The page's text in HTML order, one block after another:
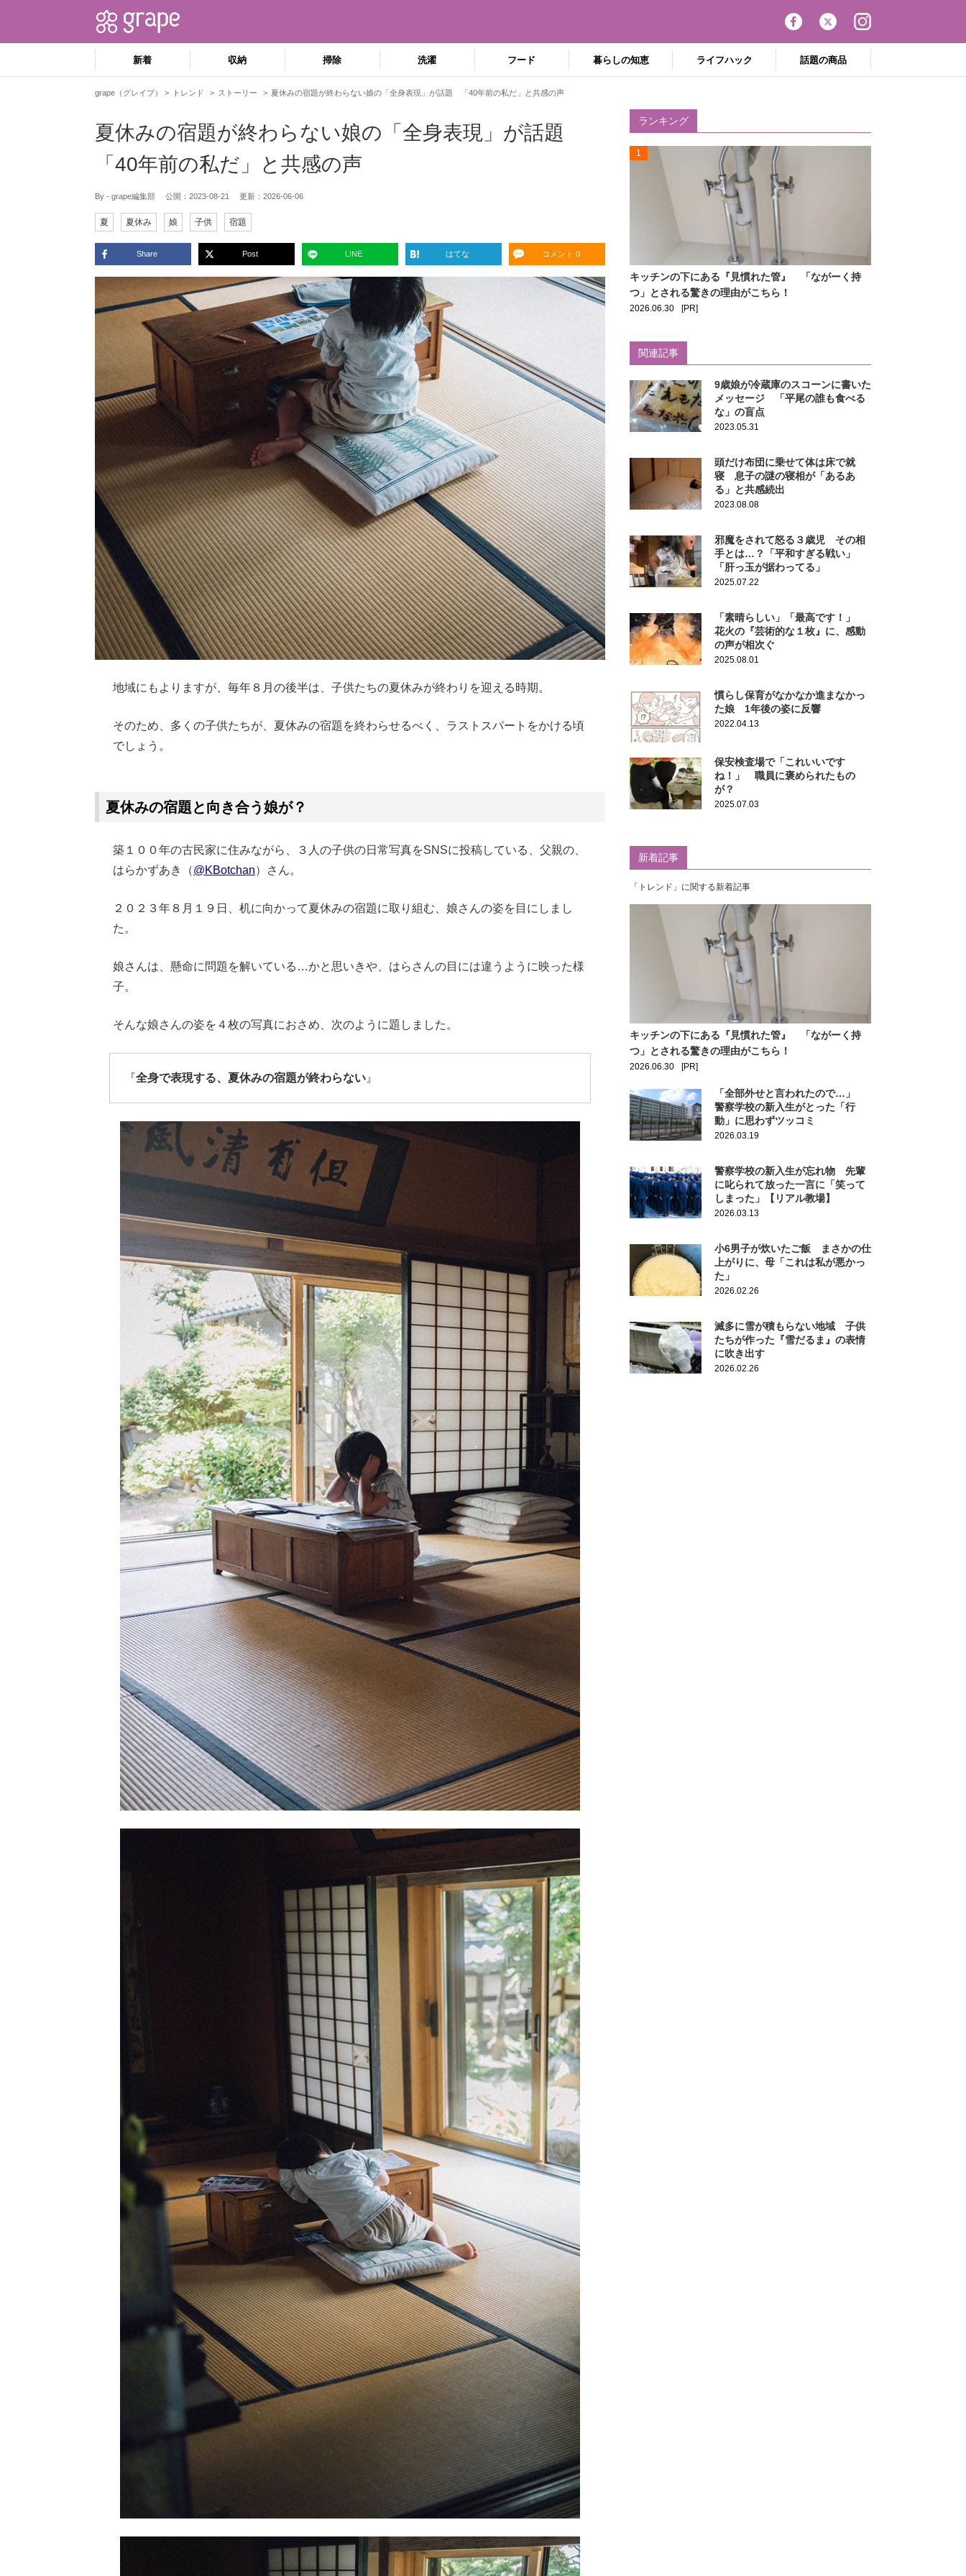
新着 収納 掃除 洗濯 フード 暮らしの知恵 ライフハック 話題の商品
grape（グレイプ） トレンド ストーリー 夏休みの宿題が終わらない娘の「全身表現」が話題 「40年前の私だ」と共感の声
夏休みの宿題が終わらない娘の「全身表現」が話題
「40年前の私だ」と共感の声
By - grape編集部 公開： 2023-08-21 更新： 2026-06-06
夏 夏休み 娘 子供 宿題
Share Post LINE はてな コメント 0
地域にもよりますが、毎年８月の後半は、子供たちの夏休みが終わりを迎える時期。
そのため、多くの子供たちが、夏休みの宿題を終わらせるべく、ラストスパートをかける頃
でしょう。
夏休みの宿題と向き合う娘が？
築１００年の古民家に住みながら、３人の子供の日常写真をSNSに投稿している、父親の、
はらかずあき（@KBotchan）さん。
２０２３年８月１９日、机に向かって夏休みの宿題に取り組む、娘さんの姿を目にしまし
た。
娘さんは、懸命に問題を解いている…かと思いきや、はらさんの目には違うように映った様
子。
そんな娘さんの姿を４枚の写真におさめ、次のように題しました。
『全身で表現する、夏休みの宿題が終わらない 』
ランキング
1
キッチンの下にある『見慣れた管』 「ながーく持
つ」とされる驚きの理由がこちら！
2026.06.30 [PR]
関連記事
9歳娘が冷蔵庫のスコーンに書いた
メッセージ 「平尾の誰も食べる
な」の盲点
2023.05.31
頭だけ布団に乗せて体は床で就
寝 息子の謎の寝相が「あるあ
る」と共感続出
2023.08.08
邪魔をされて怒る３歳児 その相
手とは…？「平和すぎる戦い」
「肝っ玉が据わってる」
2025.07.22
「素晴らしい」「最高です！」
花火の『芸術的な１枚』に、感動
の声が相次ぐ
2025.08.01
慣らし保育がなかなか進まなかっ
た娘 1年後の姿に反響
2022.04.13
保安検査場で「これいいです
ね！」 職員に褒められたもの
が？
2025.07.03
新着記事
「トレンド」に関する新着記事
キッチンの下にある『見慣れた管』 「ながーく持
つ」とされる驚きの理由がこちら！
2026.06.30 [PR]
「全部外せと言われたので…」
警察学校の新入生がとった「行
動」に思わずツッコミ
2026.03.19
警察学校の新入生が忘れ物 先輩
に叱られて放った一言に「笑って
しまった」【リアル教場】
2026.03.13
小6男子が炊いたご飯 まさかの仕
上がりに、母「これは私が悪かっ
た」
2026.02.26
滅多に雪が積もらない地域 子供
たちが作った『雪だるま』の表情
に吹き出す
2026.02.26